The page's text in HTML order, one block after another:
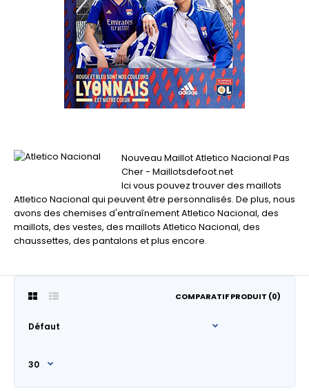
Nouveau Maillot Atletico Nacional Pas
Cher - Maillotsdefoot.net
Ici vous pouvez trouver des maillots
Atletico Nacional qui peuvent être personnalisés. De plus, nous
avons des chemises d'entraînement Atletico Nacional, des
maillots, des vestes, des maillots Atletico Nacional, des
chaussettes, des pantalons et plus encore.
COMPARATIF PRODUIT (0)